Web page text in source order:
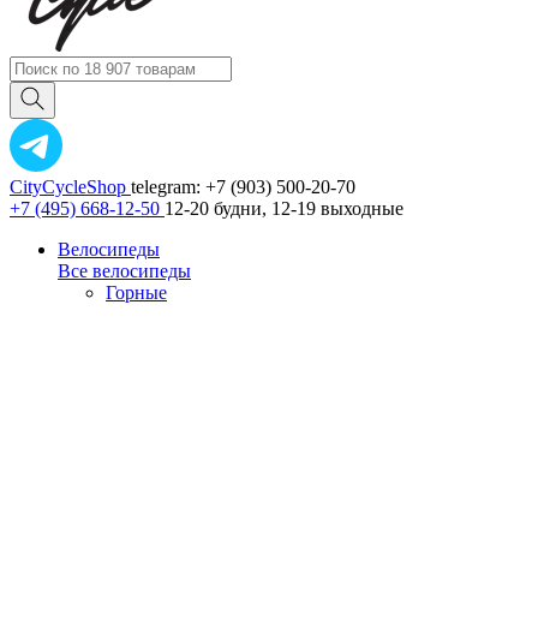
CityCycleShop telegram: +7 (903) 500-20-70
+7 (495) 668-12-50 12-20 будни, 12-19 выходные
Велосипеды
Все велосипеды
Горные